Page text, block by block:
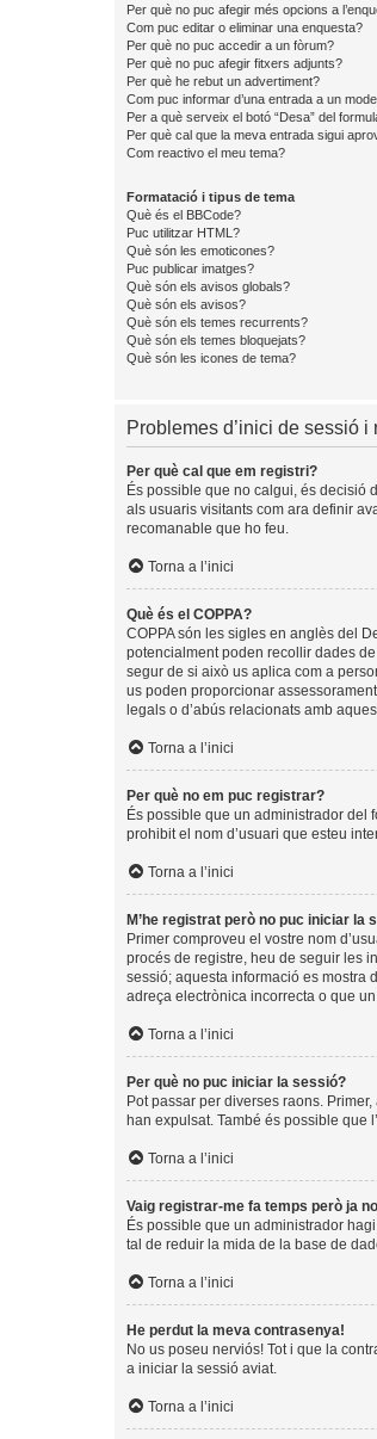
Per què no puc afegir més opcions a
Com puc editar o eliminar una enquesta?
Per què no puc accedir a un fòrum?
Per què no puc afegir fitxers adjunts?
Per què he rebut un advertiment?
Com puc informar d’una entrada a un
Per a què serveix el botó “Desa” del
Per què cal que la meva entrada sigui
Com reactivo el meu tema?
Formatació i tipus de tema
Què és el BBCode?
Puc utilitzar HTML?
Què són les emoticones?
Puc publicar imatges?
Què són els avisos globals?
Què són els avisos?
Què són els temes recurrents?
Què són els temes bloquejats?
Què són les icones de tema?
Problemes d’inici de sessió i
Per què cal que em registri?
És possible que no calgui, és decisió
als usuaris visitants com ara definir
recomanable que ho feu.
Torna a l’inici
Què és el COPPA?
COPPA són les sigles en anglès del
potencialment poden recollir dades
segur de si això us aplica com a
us poden proporcionar
legals o d’abús relacionats amb
Torna a l’inici
Per què no em puc registrar?
És possible que un administrador del
prohibit el nom d’usuari que esteu
Torna a l’inici
M’he registrat però no puc iniciar la
Primer comproveu el vostre nom
procés de registre, heu de seguir les
sessió; aquesta informació es mostra
adreça electrònica incorrecta o que
Torna a l’inici
Per què no puc iniciar la sessió?
Pot passar per diverses raons.
han expulsat. També és possible que
Torna a l’inici
Vaig registrar-me fa temps però ja
És possible que un administrador
tal de reduir la mida de la base de
Torna a l’inici
He perdut la meva contrasenya!
No us poseu nerviós! Tot i que la
a iniciar la sessió aviat.
Torna a l’inici